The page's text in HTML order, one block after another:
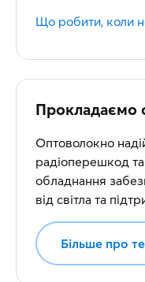
Що робити, коли
Прокладаємо
Оптоволокно
радіоперешкод
обладнання
від світла та
Більше про